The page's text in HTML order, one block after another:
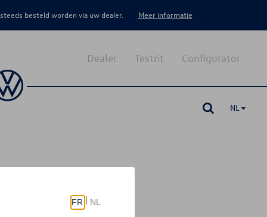
besteld worden via uw dealer. Meer informatie
Configurator
Testrit
Dealer
NL